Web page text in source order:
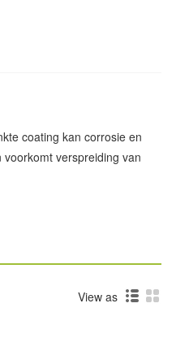
coating kan corrosie en
verspreiding van
View as